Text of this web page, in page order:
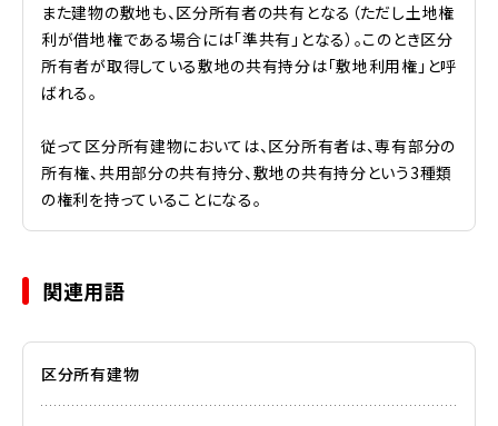
また建物の敷地も、区分所有者の共有となる（ただし土地権
利が借地権である場合には「準共有」となる）。このとき区分
所有者が取得している敷地の共有持分は「敷地利用権」と呼
ばれる。
従って区分所有建物においては、区分所有者は、専有部分の
所有権、共用部分の共有持分、敷地の共有持分という3種類
の権利を持っていることになる。
関連用語
区分所有建物